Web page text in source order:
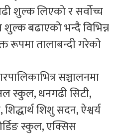
शुल्क लिएको र सर्वोच्च
बढाएको भन्दै विभिन्न
रूपमा तालाबन्दी गरेको
सञ्चालनमा
स्कुल, धनगढी सिटी,
शिद्धार्थ शिशु सदन, ऐश्वर्य
स्कुल, एक्सिस